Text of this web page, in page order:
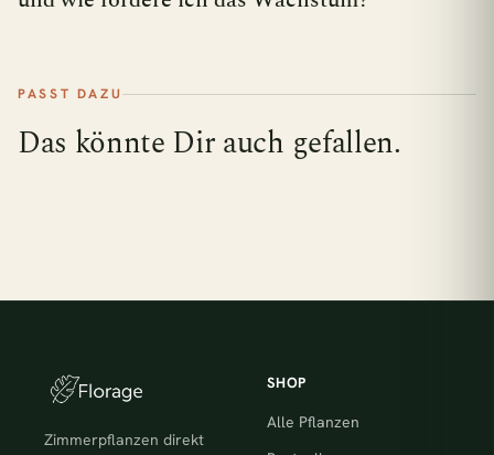
PASST DAZU
Das könnte Dir auch gefallen.
Zimmerpflanzen direkt
SHOP
Alle Pflanzen